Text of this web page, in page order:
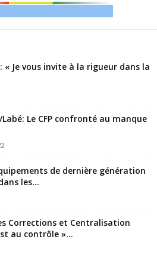
Je vous invite à la rigueur dans la
Le CFP confronté au manque
de dernière génération
les...
Corrections et Centralisation
au contrôle »...